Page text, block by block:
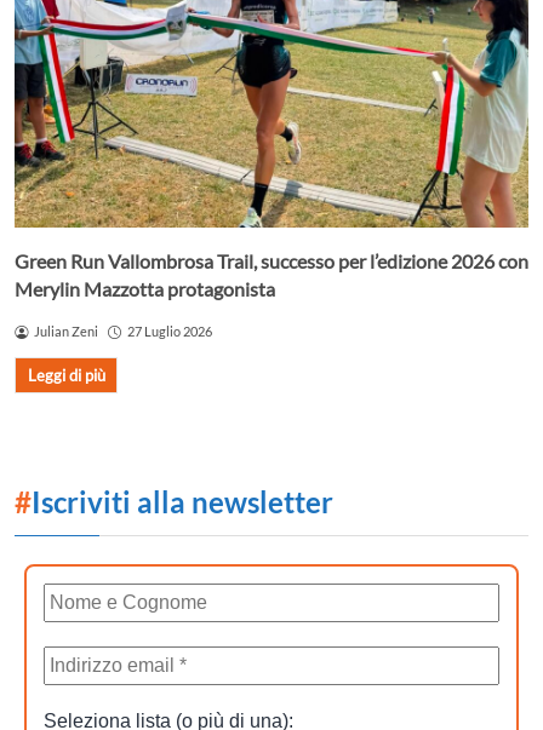
Green Run Vallombrosa Trail, successo per l’edizione 2026 con
Merylin Mazzotta protagonista
Julian Zeni 27 Luglio 2026
Leggi di più
#Iscriviti alla newsletter